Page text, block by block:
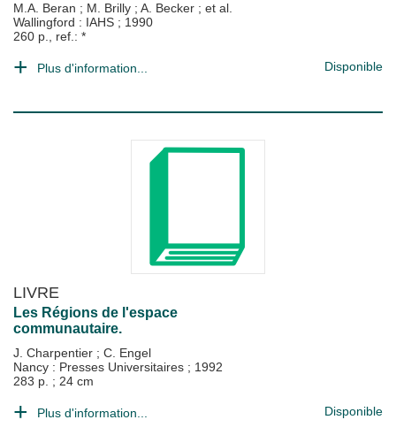
M.A. Beran ; M. Brilly ; A. Becker ; et al.
Wallingford : IAHS ; 1990
260 p., ref.: *
Plus d'information... Disponible
LIVRE
Les Régions de l'espace
communautaire.
J. Charpentier ; C. Engel
Nancy : Presses Universitaires ; 1992
283 p. ; 24 cm
Plus d'information... Disponible